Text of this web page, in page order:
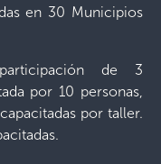
en 30 Municipios
de 3
por 10 personas,
por taller.